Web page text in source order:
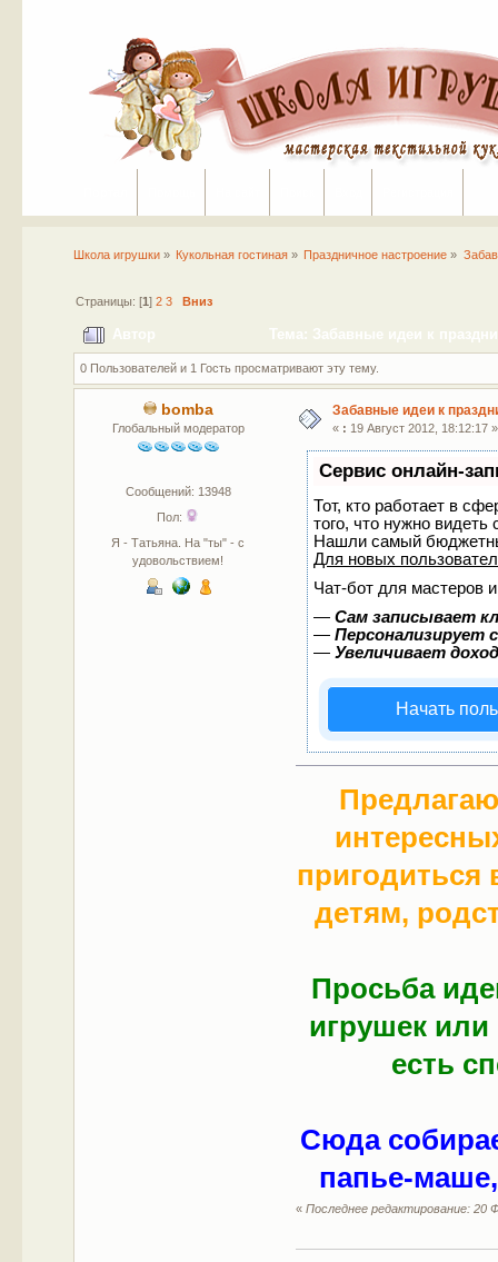
Школа игрушки» Кукольная гостиная » Праздничное настроение »
Страницы: [1 ] 2 3 Вниз
Автор Тема: Забавные идеи к
0 Пользователей и 1 Гость просматривают эту тему.
bomba
Глобальный модератор
Сообщений: 13948
Пол:
Я - Татьяна. На "ты" - с
удовольствием!
Забавные идеи к
« : 19 Август 2012, 18:12:17 »
Сервис онлайн-
Тот, кто работает в
того, что нужно
Нашли самый
Для новых
Чат-бот для мастеров
—Сам записывает
—Персонализирует
—Увеличивает
Начать
пригодиться
детям,
Просьба
игрушек или
есть
Сюда
папье-
«Последнее редактирование: 20